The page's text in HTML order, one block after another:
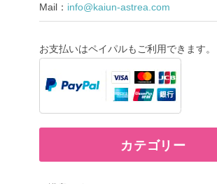
Mail： info@kaiun-astrea.com
お支払いはペイパルもご利用できます。
カテゴリー